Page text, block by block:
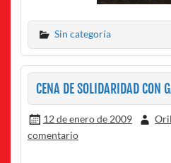
Sin categoría
CENA DE SOLIDARIDAD CON
12 de enero de 2009
comentario